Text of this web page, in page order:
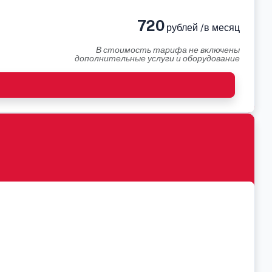
720рублей /в месяц
В стоимость тарифа не включены
дополнительные услуги и оборудование